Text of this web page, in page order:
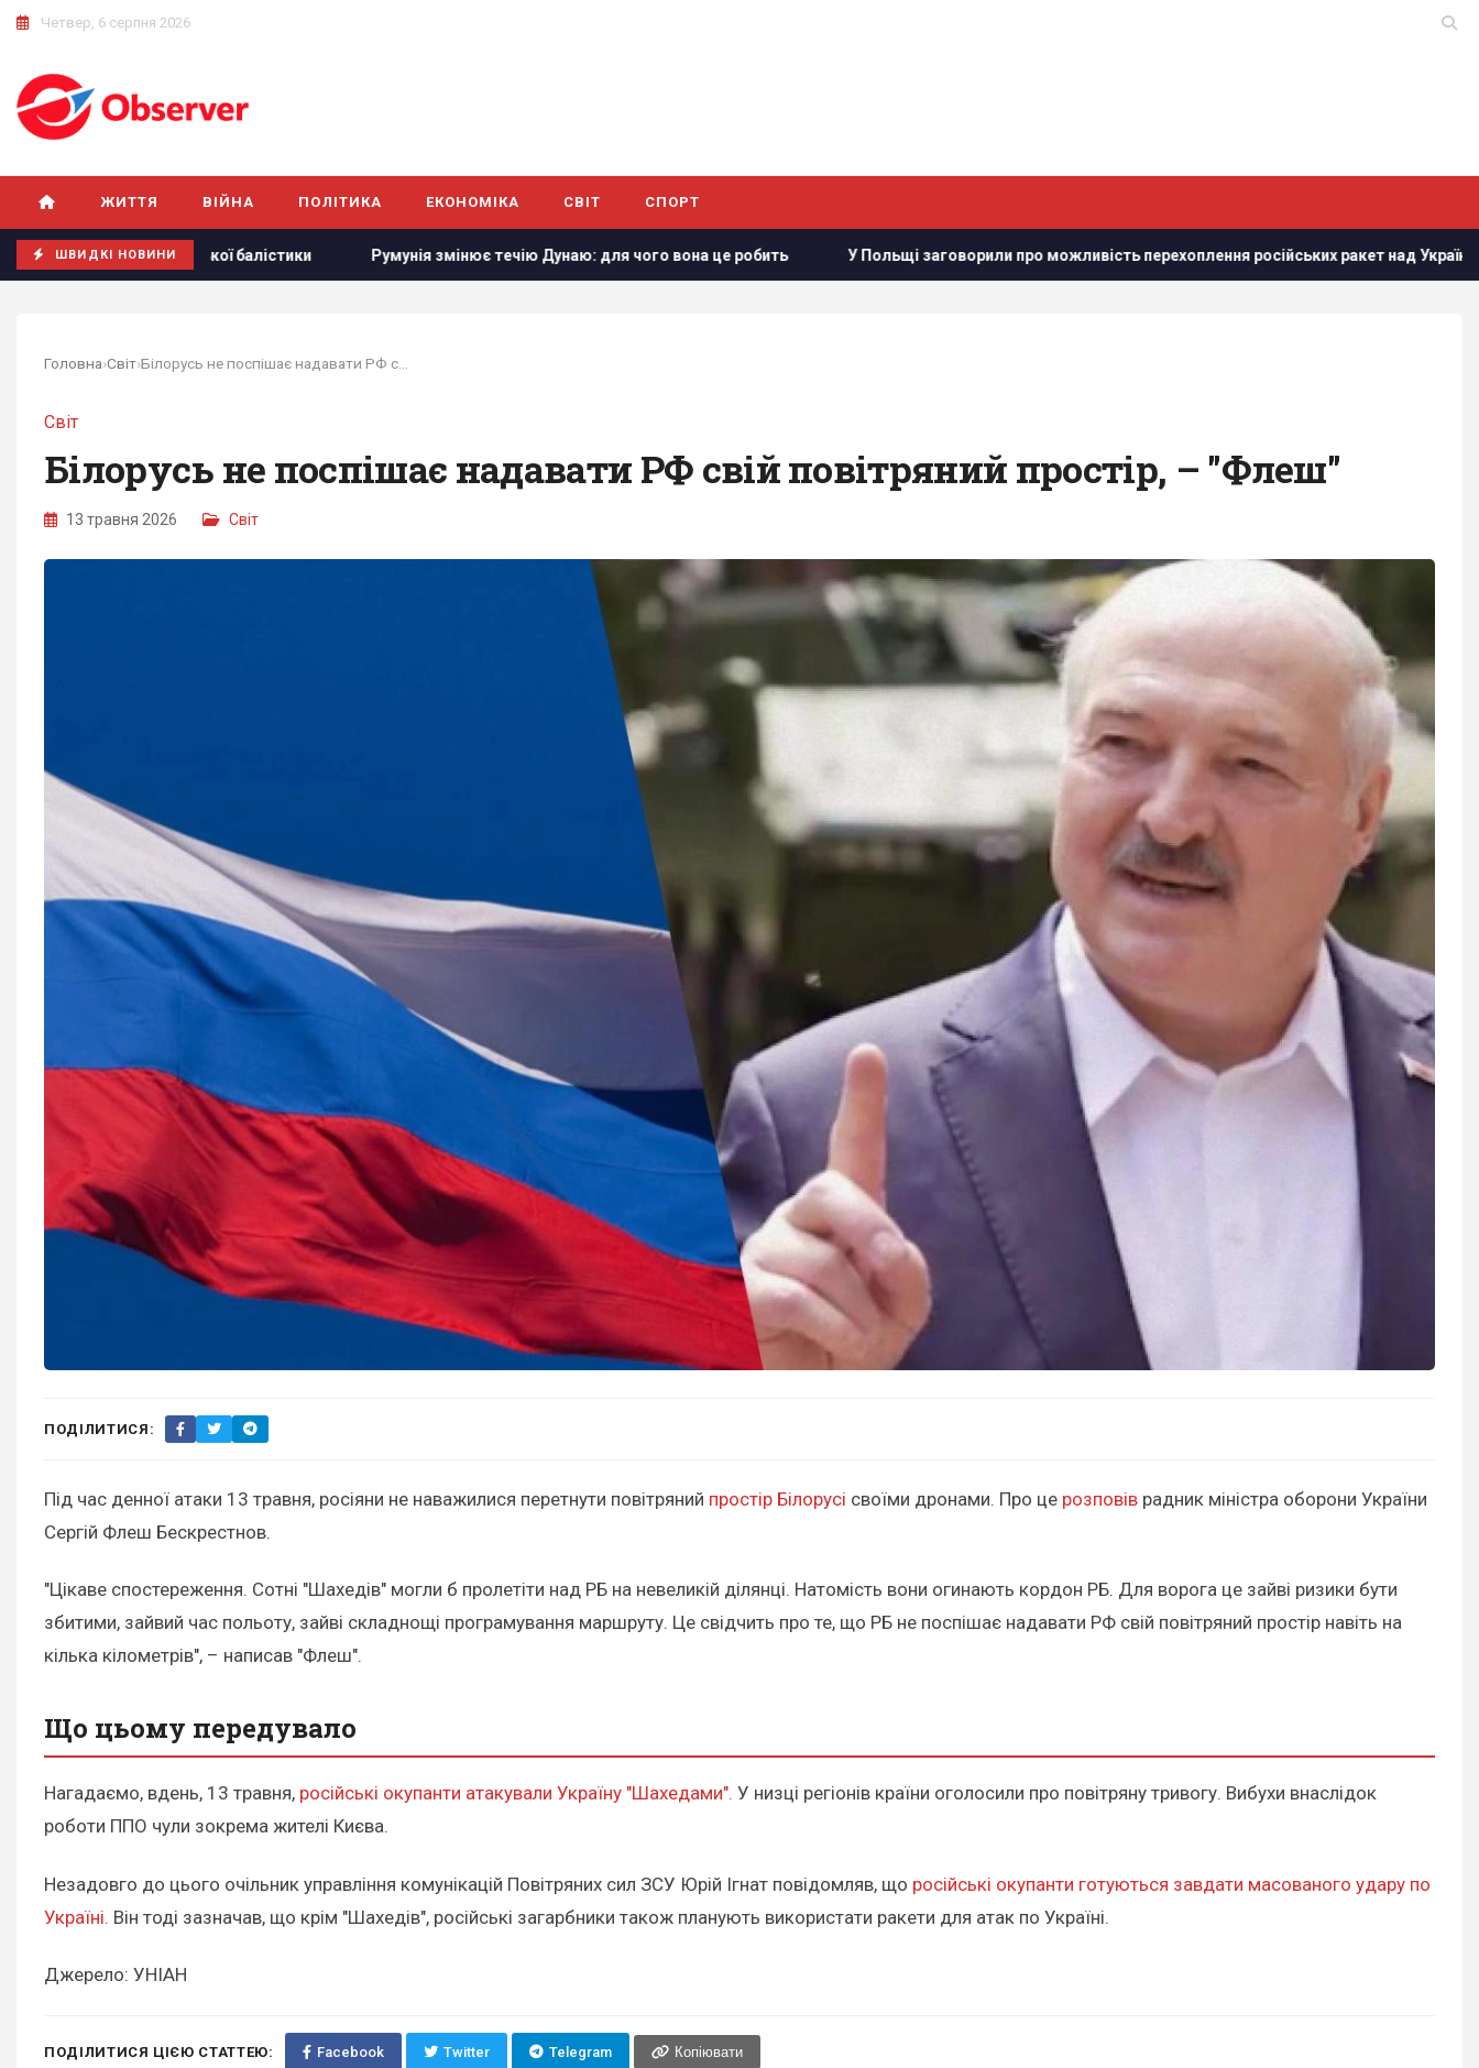
Четвер, 6 серпня 2026
ЖИТТЯ ВІЙНА ПОЛІТИКА ЕКОНОМІКА СВІТ СПОРТ
ШВИДКІ НОВИНИ
балістики Румунія змінює течію Дунаю: для чого вона це робить У Польщі заговорили про можливість перехоплення російських ракет над Україною, - PAP
Головна›Світ›
Світ
Білорусь не поспішає надавати РФ свій повітряний простір, – "Флеш"
13 травня 2026 Світ
ПОДІЛИТИСЯ:
Під час денної атаки 13 травня, росіяни не наважилися перетнути повітряний простір Білорусі своїми дронами. Про це розповів радник міністра оборони України
Сергій Флеш Бескрестнов.
"Цікаве спостереження. Сотні "Шахедів" могли б пролетіти над РБ на невеликій ділянці. Натомість вони огинають кордон РБ. Для ворога це зайві ризики бути
збитими, зайвий час польоту, зайві складнощі програмування маршруту. Це свідчить про те, що РБ не поспішає надавати РФ свій повітряний простір навіть на
кілька кілометрів", – написав "Флеш".
Що цьому передувало
Нагадаємо, вдень, 13 травня, російські окупанти атакували Україну "Шахедами". У низці регіонів країни оголосили про повітряну тривогу. Вибухи внаслідок
роботи ППО чули зокрема жителі Києва.
Незадовго до цього очільник управління комунікацій Повітряних сил ЗСУ Юрій Ігнат повідомляв, що російські окупанти готуються завдати масованого удару по
Україні. Він тоді зазначав, що крім "Шахедів", російські загарбники також планують використати ракети для атак по Україні.
Джерело: УНІАН
ПОДІЛИТИСЯ ЦІЄЮ СТАТТЕЮ: Facebook Twitter Telegram Копіювати